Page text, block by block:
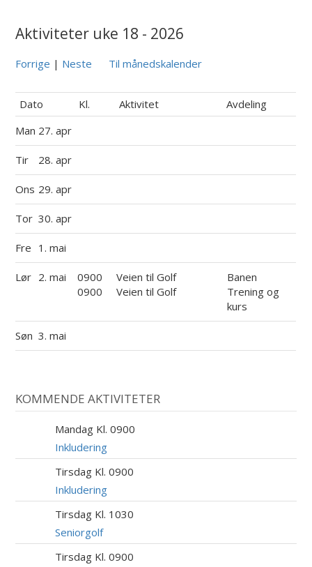
Aktiviteter uke 18 - 2026
Forrige | Neste Til månedskalender
Dato Kl. Aktivitet
Avdeling
Man 27. apr
Tir 28. apr
Ons 29. apr
Tor 30. apr
Fre 1. mai
Lør 2. mai 0900 Veien til Golf
Banen
0900
Veien til Golf
Trening og
kurs
Søn 3. mai
KOMMENDE AKTIVITETER
Mandag Kl. 0900
Inkludering
Tirsdag Kl. 0900
Inkludering
Tirsdag Kl. 1030
Seniorgolf
Tirsdag Kl. 0900